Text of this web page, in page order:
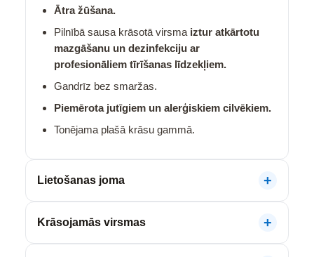
Ātra žūšana.
Pilnībā sausa krāsotā virsma iztur atkārtotu
mazgāšanu un dezinfekciju ar
profesionāliem tīrīšanas līdzekļiem.
Gandrīz bez smaržas.
Piemērota jutīgiem un alerģiskiem cilvēkiem.
Tonējama plašā krāsu gammā.
Lietošanas joma
Krāsojamās virsmas